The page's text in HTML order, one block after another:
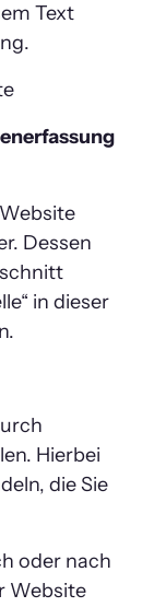
Text
Dessen
in dieser
Hierbei
die Sie
oder nach
Website